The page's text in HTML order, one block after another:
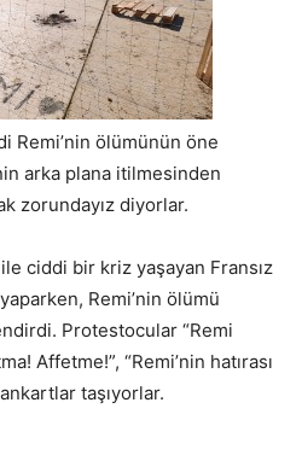
Remi’nin ölümünün öne
arka plana itilmesinden
zorundayız diyorlar.
ciddi bir kriz yaşayan Fransız
Remi’nin ölümü
Protestocular “Remi
Affetme!”, “Remi’nin hatırası
taşıyorlar.